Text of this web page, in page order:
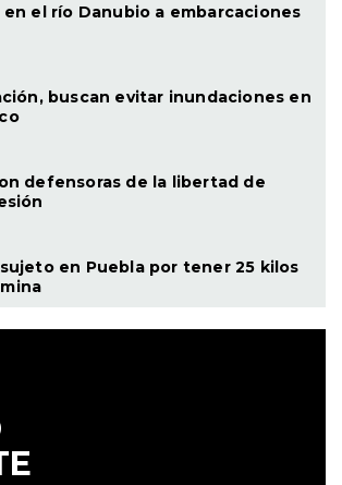
en el río Danubio a embarcaciones
buscan evitar inundaciones en
defensoras de la libertad de
en Puebla por tener 25 kilos